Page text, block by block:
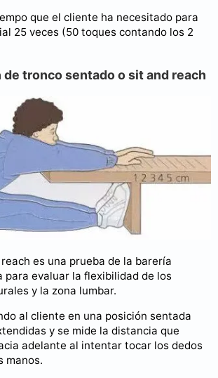
que el cliente ha necesitado para
25 veces (50 toques contando los 2
tronco sentado o sit and reach
es una prueba de la barería
para evaluar la flexibilidad de los
y la zona lumbar.
al cliente en una posición sentada
y se mide la distancia que
adelante al intentar tocar los dedos
manos.